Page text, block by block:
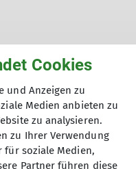
Cookies
und Anzeigen zu
Medien anbieten zu
zu analysieren.
zu Ihrer Verwendung
für soziale Medien,
Partner führen diese